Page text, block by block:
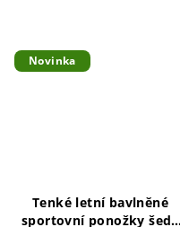
Novinka
Tenké letní bavlněné
sportovní ponožky šedé